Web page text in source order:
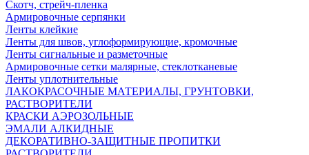
Скотч, стрейч-пленка
Армировочные серпянки
Ленты клейкие
Ленты для швов, углоформирующие, кромочные
Ленты сигнальные и разметочные
Армировочные сетки малярные, стеклотканевые
Ленты уплотнительные
ЛАКОКРАСОЧНЫЕ МАТЕРИАЛЫ, ГРУНТОВКИ,
РАСТВОРИТЕЛИ
КРАСКИ АЭРОЗОЛЬНЫЕ
ЭМАЛИ АЛКИДНЫЕ
ДЕКОРАТИВНО-ЗАЩИТНЫЕ ПРОПИТКИ